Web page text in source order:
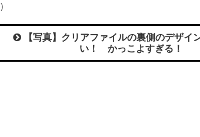
【写真】クリアファイルの裏側のデザ
い！ かっこよすぎる！